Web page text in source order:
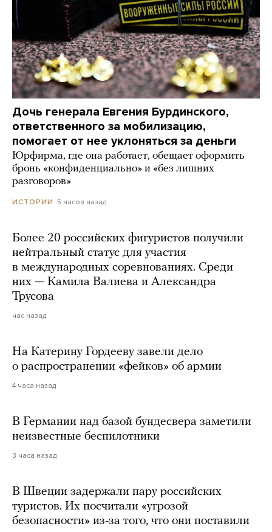
Дочь генерала Евгения Бурдинского,
ответственного за мобилизацию,
помогает от нее уклоняться за деньги
Юрфирма, где она работает, обещает оформить
бронь «конфиденциально» и «без лишних
разговоров»
ИСТОРИИ 5 часов назад
Более 20 российских фигуристов получили
нейтральный статус для участия
в международных соревнованиях. Среди
них — Камила Валиева и Александра
Трусова
час назад
На Катерину Гордееву завели дело
о распространении «фейков» об армии
4 часа назад
В Германии над базой бундесвера заметили
неизвестные беспилотники
3 часа назад
В Швеции задержали пару российских
туристов. Их посчитали «угрозой
безопасности» из-за того, что они поставили